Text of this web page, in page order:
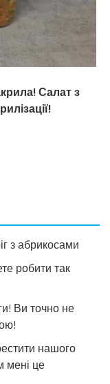
Салат з
з абрикосами
робити так
Ви точно не
нашого
мені це